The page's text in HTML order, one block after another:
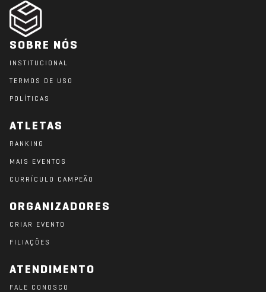
SOBRE NÓS
INSTITUCIONAL
TERMOS DE USO
POLÍTICAS
ATLETAS
RANKING
MAIS EVENTOS
CURRÍCULO CAMPEÃO
ORGANIZADORES
CRIAR EVENTO
FILIAÇÕES
ATENDIMENTO
FALE CONOSCO